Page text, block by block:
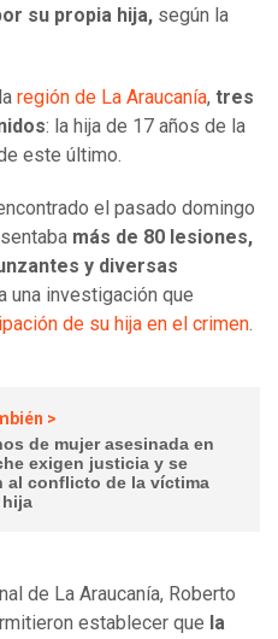
su propia hija, según la
región de La Araucanía, tres
: la hija de 17 años de la
este último.
el pasado domingo
más de 80 lesiones,
y diversas
una investigación que
de su hija en el crimen.
>
de mujer asesinada en
exigen justicia y se
al conflicto de la víctima
de La Araucanía, Roberto
establecer que la